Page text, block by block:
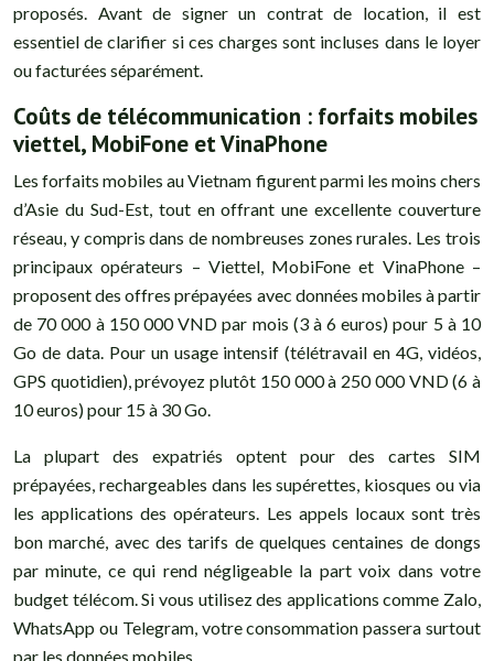
proposés. Avant de signer un contrat de location, il est
essentiel de clarifier si ces charges sont incluses dans le loyer
ou facturées séparément.
Coûts de télécommunication : forfaits mobiles
viettel, MobiFone et VinaPhone
Les forfaits mobiles au Vietnam figurent parmi les moins chers
d’Asie du Sud-Est, tout en offrant une excellente couverture
réseau, y compris dans de nombreuses zones rurales. Les trois
principaux opérateurs – Viettel, MobiFone et VinaPhone –
proposent des offres prépayées avec données mobiles à partir
de 70 000 à 150 000 VND par mois (3 à 6 euros) pour 5 à 10
Go de data. Pour un usage intensif (télétravail en 4G, vidéos,
GPS quotidien), prévoyez plutôt 150 000 à 250 000 VND (6 à
10 euros) pour 15 à 30 Go.
La plupart des expatriés optent pour des cartes SIM
prépayées, rechargeables dans les supérettes, kiosques ou via
les applications des opérateurs. Les appels locaux sont très
bon marché, avec des tarifs de quelques centaines de dongs
par minute, ce qui rend négligeable la part voix dans votre
budget télécom. Si vous utilisez des applications comme Zalo,
WhatsApp ou Telegram, votre consommation passera surtout
par les données mobiles.